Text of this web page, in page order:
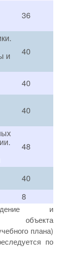
36
и 40
40
40
48
40
8
и
объекта
плана)
по